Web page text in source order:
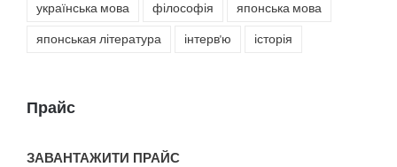
українська мова філософія японська мова
японськая література інтерв'ю історія
Прайс
ЗАВАНТАЖИТИ ПРАЙС